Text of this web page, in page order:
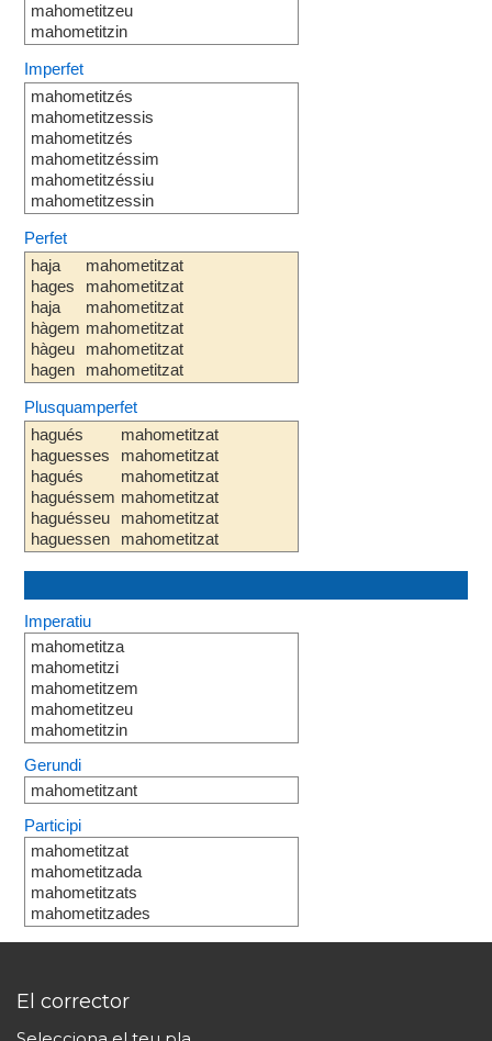
mahometitzeu
mahometitzin
Imperfet
mahometitzés
mahometitzessis
mahometitzés
mahometitzéssim
mahometitzéssiu
mahometitzessin
Perfet
haja
hages
haja
hàgem
hàgeu
hagen
mahometitzat
mahometitzat
mahometitzat
mahometitzat
mahometitzat
mahometitzat
Plusquamperfet
hagués
haguesses
hagués
haguéssem
haguésseu
haguessen
mahometitzat
mahometitzat
mahometitzat
mahometitzat
mahometitzat
mahometitzat
Imperatiu
mahometitza
mahometitzi
mahometitzem
mahometitzeu
mahometitzin
Gerundi
mahometitzant
Participi
mahometitzat
mahometitzada
mahometitzats
mahometitzades
El corrector